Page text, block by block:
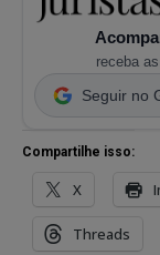
receba
Seguir no
Compartilhe isso:
X
Threads